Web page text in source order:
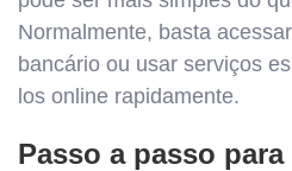
Normalmente, basta
bancário ou usar serviços
los online rapidamente.
Passo a passo